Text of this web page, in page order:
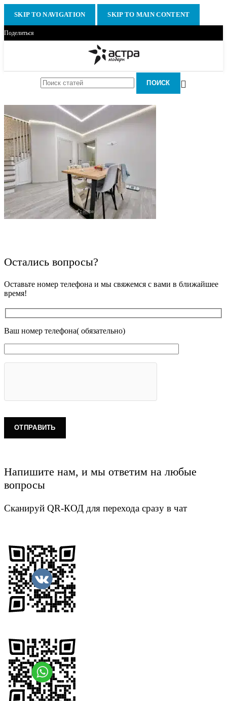
SKIP TO NAVIGATION SKIP TO MAIN CONTENT
Поделиться
ПОИСК
Остались вопросы?
Оставьте номер телефона и мы свяжемся с вами в ближайшее
время!
Ваш номер телефона( обязательно)
Напишите нам, и мы ответим на любые
вопросы
Сканируй QR-КОД для перехода сразу в чат